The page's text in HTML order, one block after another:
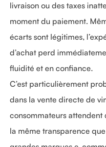
livraison ou des taxes
moment du paiement.
écarts sont légitimes,
d’achat perd
fluidité et en confiance.
C’est particulièrement
dans la vente directe de
consommateurs attendent
la même transparence